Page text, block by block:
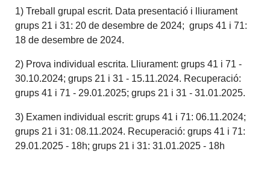
1) Treball grupal escrit. Data presentació i lliurament
grups 21 i 31: 20 de desembre de 2024; grups 41 i 71:
18 de desembre de 2024.
2) Prova individual escrita. Lliurament: grups 41 i 71 -
30.10.2024; grups 21 i 31 - 15.11.2024. Recuperació:
grups 41 i 71 - 29.01.2025; grups 21 i 31 - 31.01.2025.
3) Examen individual escrit: grups 41 i 71: 06.11.2024;
grups 21 i 31: 08.11.2024. Recuperació: grups 41 i 71:
29.01.2025 - 18h; grups 21 i 31: 31.01.2025 - 18h